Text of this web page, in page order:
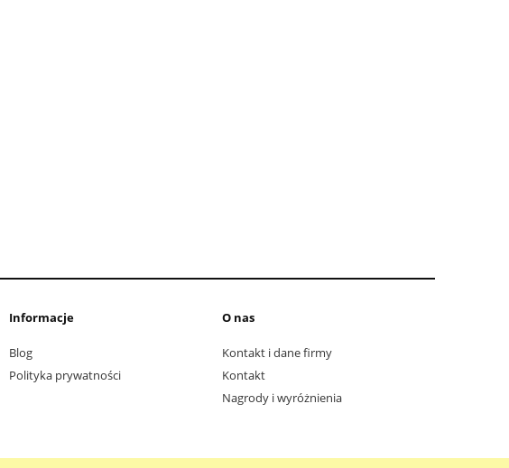
Informacje
Blog
Polityka prywatności
O nas
Kontakt i dane firmy
Kontakt
Nagrody i wyróżnienia